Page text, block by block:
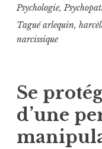
Psychologie,
Taguéarlequin,
narcissique
Se
d’une